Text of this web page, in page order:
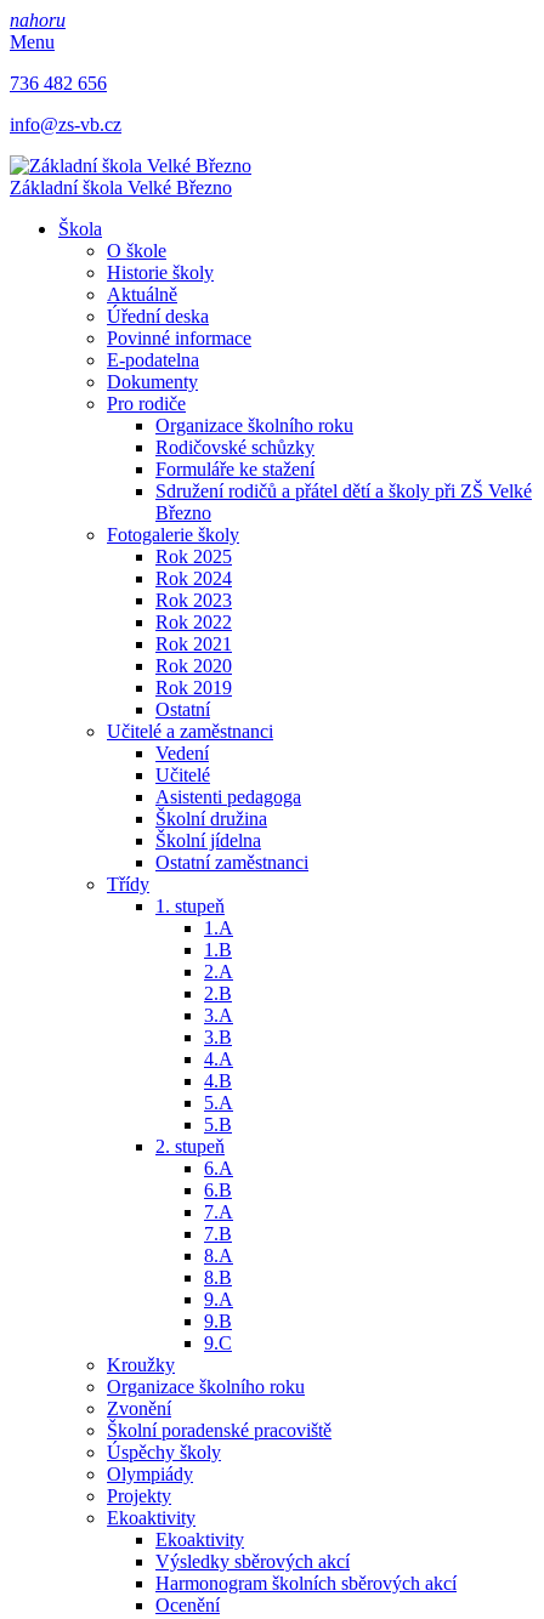
nahoru
Menu
736 482 656
info@zs-vb.cz
Základní škola Velké Březno
Škola
O škole
Historie školy
Aktuálně
Úřední deska
Povinné informace
E-podatelna
Dokumenty
Pro rodiče
Organizace školního roku
Rodičovské schůzky
Formuláře ke stažení
Sdružení rodičů a přátel dětí a školy při ZŠ Velké
Březno
Fotogalerie školy
Rok 2025
Rok 2024
Rok 2023
Rok 2022
Rok 2021
Rok 2020
Rok 2019
Ostatní
Učitelé a zaměstnanci
Vedení
Učitelé
Asistenti pedagoga
Školní družina
Školní jídelna
Ostatní zaměstnanci
Třídy
1. stupeň
1.A
1.B
2.A
2.B
3.A
3.B
4.A
4.B
5.A
5.B
2. stupeň
6.A
6.B
7.A
7.B
8.A
8.B
9.A
9.B
9.C
Kroužky
Organizace školního roku
Zvonění
Školní poradenské pracoviště
Úspěchy školy
Olympiády
Projekty
Ekoaktivity
Ekoaktivity
Výsledky sběrových akcí
Harmonogram školních sběrových akcí
Ocenění